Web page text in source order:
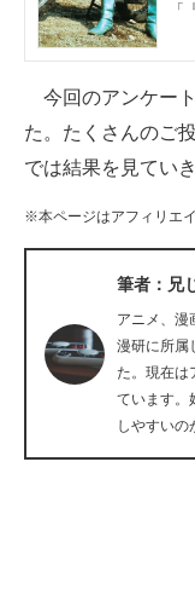
ITエンジニア向け専
企業向けIT製品の総
IT製品の技術・比較
エレクトロニクス専
電子設計の基本と応
エネルギーの専門
「
今回のアンケー
た。たくさんのご
では結果を見てい
※本ページはアフィリエ
筆者：兄
アニメ、漫
漫研に所属
た。現在は
ています。
しやすいの